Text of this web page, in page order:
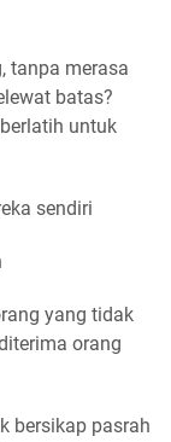
tanpa merasa
batas?
untuk
sendiri
yang tidak
orang
bersikap pasrah